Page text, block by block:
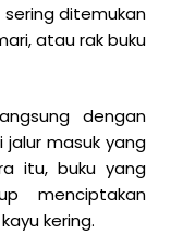
ditemukan
atau rak buku
dengan
masuk yang
itu, buku yang
menciptakan
kering.